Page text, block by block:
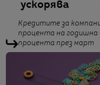
ускорява
Кредитите за
процента на годишна
процента през март